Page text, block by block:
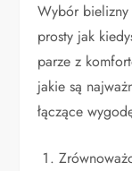
Wybór bielizny
prosty jak
parze z
jakie są
łączące